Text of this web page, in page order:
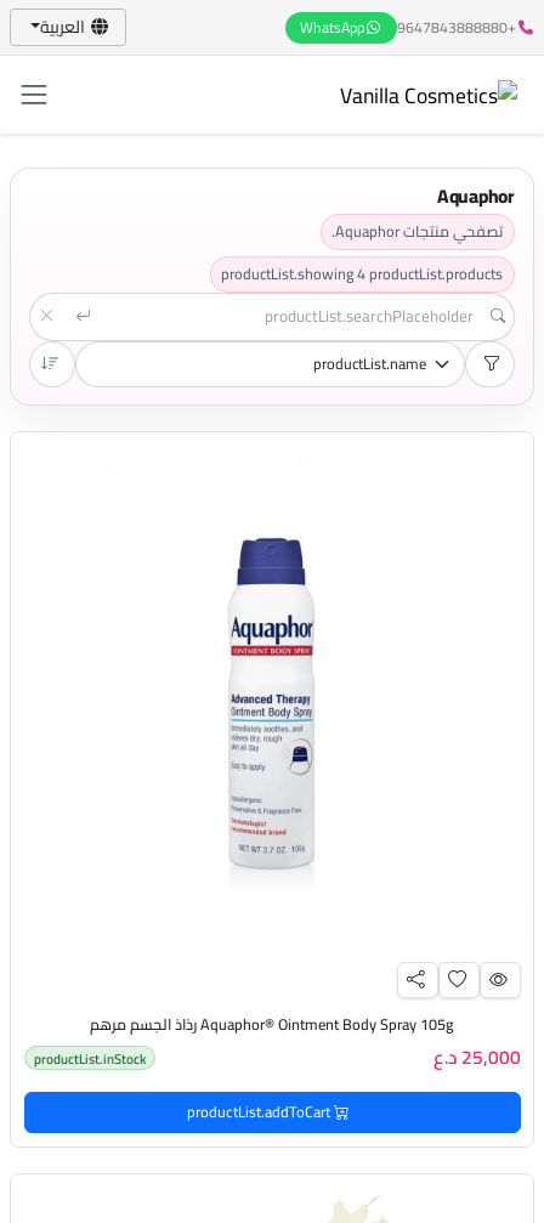
+9647843888880
WhatsApp العربية
Aquaphor
تصفحي منتجات Aquaphor.
productList.showing4productList.products
Aquaphor® Ointment Body Spray 105g رذاذ الجسم مرهم
25,000 د.ع productList.inStock
productList.addToCart